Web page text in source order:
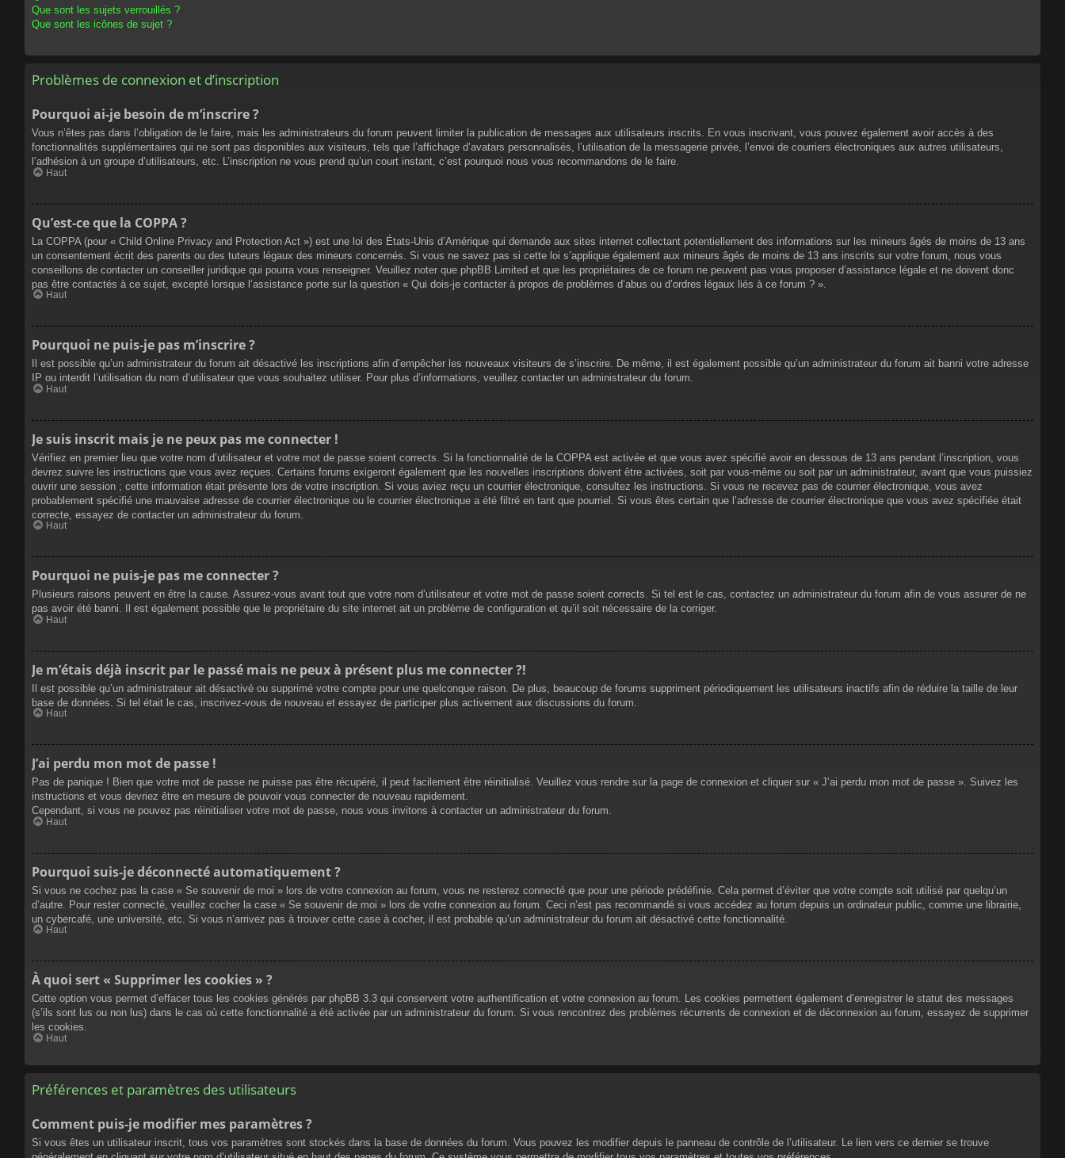
Que sont les sujets verrouillés ?
Que sont les icônes de sujet ?
Problèmes de connexion et d’inscription
Pourquoi ai-je besoin de m’inscrire ?
Vous n’êtes pas dans l’obligation de le faire, mais les administrateurs du forum peuvent limiter la publication de messages aux utilisateurs inscrits. En vous inscrivant, vous pouvez également avoir accès à des
fonctionnalités supplémentaires qui ne sont pas disponibles aux visiteurs, tels que l’affichage d’avatars personnalisés, l’utilisation de la messagerie privée, l’envoi de courriers électroniques aux autres utilisateurs,
l’adhésion à un groupe d’utilisateurs, etc. L’inscription ne vous prend qu’un court instant, c’est pourquoi nous vous recommandons de le faire.
Haut
Qu’est-ce que la COPPA ?
La COPPA (pour « Child Online Privacy and Protection Act ») est une loi des États-Unis d’Amérique qui demande aux sites internet collectant potentiellement des informations sur les mineurs âgés de moins de 13 ans
un consentement écrit des parents ou des tuteurs légaux des mineurs concernés. Si vous ne savez pas si cette loi s’applique également aux mineurs âgés de moins de 13 ans inscrits sur votre forum, nous vous
conseillons de contacter un conseiller juridique qui pourra vous renseigner. Veuillez noter que phpBB Limited et que les propriétaires de ce forum ne peuvent pas vous proposer d’assistance légale et ne doivent donc
pas être contactés à ce sujet, excepté lorsque l’assistance porte sur la question « Qui dois-je contacter à propos de problèmes d’abus ou d’ordres légaux liés à ce forum ? ».
Haut
Pourquoi ne puis-je pas m’inscrire ?
Il est possible qu’un administrateur du forum ait désactivé les inscriptions afin d’empêcher les nouveaux visiteurs de s’inscrire. De même, il est également possible qu’un administrateur du forum ait banni votre adresse
IP ou interdit l’utilisation du nom d’utilisateur que vous souhaitez utiliser. Pour plus d’informations, veuillez contacter un administrateur du forum.
Haut
Je suis inscrit mais je ne peux pas me connecter !
Vérifiez en premier lieu que votre nom d’utilisateur et votre mot de passe soient corrects. Si la fonctionnalité de la COPPA est activée et que vous avez spécifié avoir en dessous de 13 ans pendant l’inscription, vous
devrez suivre les instructions que vous avez reçues. Certains forums exigeront également que les nouvelles inscriptions doivent être activées, soit par vous-même ou soit par un administrateur, avant que vous puissiez
ouvrir une session ; cette information était présente lors de votre inscription. Si vous aviez reçu un courrier électronique, consultez les instructions. Si vous ne recevez pas de courrier électronique, vous avez
probablement spécifié une mauvaise adresse de courrier électronique ou le courrier électronique a été filtré en tant que pourriel. Si vous êtes certain que l’adresse de courrier électronique que vous avez spécifiée était
correcte, essayez de contacter un administrateur du forum.
Haut
Pourquoi ne puis-je pas me connecter ?
Plusieurs raisons peuvent en être la cause. Assurez-vous avant tout que votre nom d’utilisateur et votre mot de passe soient corrects. Si tel est le cas, contactez un administrateur du forum afin de vous assurer de ne
pas avoir été banni. Il est également possible que le propriétaire du site internet ait un problème de configuration et qu’il soit nécessaire de la corriger.
Haut
Je m’étais déjà inscrit par le passé mais ne peux à présent plus me connecter ?!
Il est possible qu’un administrateur ait désactivé ou supprimé votre compte pour une quelconque raison. De plus, beaucoup de forums suppriment périodiquement les utilisateurs inactifs afin de réduire la taille de leur
base de données. Si tel était le cas, inscrivez-vous de nouveau et essayez de participer plus activement aux discussions du forum.
Haut
J’ai perdu mon mot de passe !
Pas de panique ! Bien que votre mot de passe ne puisse pas être récupéré, il peut facilement être réinitialisé. Veuillez vous rendre sur la page de connexion et cliquer sur « J’ai perdu mon mot de passe ». Suivez les
instructions et vous devriez être en mesure de pouvoir vous connecter de nouveau rapidement.
Cependant, si vous ne pouvez pas réinitialiser votre mot de passe, nous vous invitons à contacter un administrateur du forum.
Haut
Pourquoi suis-je déconnecté automatiquement ?
Si vous ne cochez pas la case « Se souvenir de moi » lors de votre connexion au forum, vous ne resterez connecté que pour une période prédéfinie. Cela permet d’éviter que votre compte soit utilisé par quelqu’un
d’autre. Pour rester connecté, veuillez cocher la case « Se souvenir de moi » lors de votre connexion au forum. Ceci n’est pas recommandé si vous accédez au forum depuis un ordinateur public, comme une librairie,
un cybercafé, une université, etc. Si vous n’arrivez pas à trouver cette case à cocher, il est probable qu’un administrateur du forum ait désactivé cette fonctionnalité.
Haut
À quoi sert « Supprimer les cookies » ?
Cette option vous permet d’effacer tous les cookies générés par phpBB 3.3 qui conservent votre authentification et votre connexion au forum. Les cookies permettent également d’enregistrer le statut des messages
(s’ils sont lus ou non lus) dans le cas où cette fonctionnalité a été activée par un administrateur du forum. Si vous rencontrez des problèmes récurrents de connexion et de déconnexion au forum, essayez de supprimer
les cookies.
Haut
Préférences et paramètres des utilisateurs
Comment puis-je modifier mes paramètres ?
Si vous êtes un utilisateur inscrit, tous vos paramètres sont stockés dans la base de données du forum. Vous pouvez les modifier depuis le panneau de contrôle de l’utilisateur. Le lien vers ce dernier se trouve